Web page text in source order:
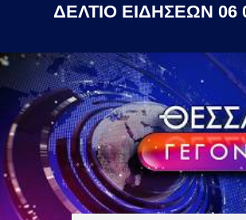
ΔΕΛΤΙΟ ΕΙΔΗΣΕΩΝ 06